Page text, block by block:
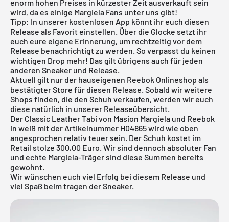
enorm hohen Preises in kürzester Zeit ausverkauft sein
wird, da es einige Margiela Fans unter uns gibt!
Tipp: In unserer kostenlosen App könnt ihr euch diesen
Release als Favorit einstellen. Über die Glocke setzt ihr
euch eure eigene Erinnerung, um rechtzeitig vor dem
Release benachrichtigt zu werden. So verpasst du keinen
wichtigen Drop mehr! Das gilt übrigens auch für jeden
anderen Sneaker und Release.
Aktuell gilt nur der hauseigenen Reebok Onlineshop als
bestätigter Store für diesen Release. Sobald wir weitere
Shops finden, die den Schuh verkaufen, werden wir euch
diese natürlich in unserer Releaseübersicht.
Der Classic Leather Tabi von Masion Margiela und Reebok
in weiß mit der Artikelnummer H04865 wird wie oben
angesprochen relativ teuer sein. Der Schuh kostet im
Retail stolze 300,00 Euro. Wir sind dennoch absoluter Fan
und echte Margiela-Träger sind diese Summen bereits
gewohnt.
Wir wünschen euch viel Erfolg bei diesem Release und
viel Spaß beim tragen der Sneaker.